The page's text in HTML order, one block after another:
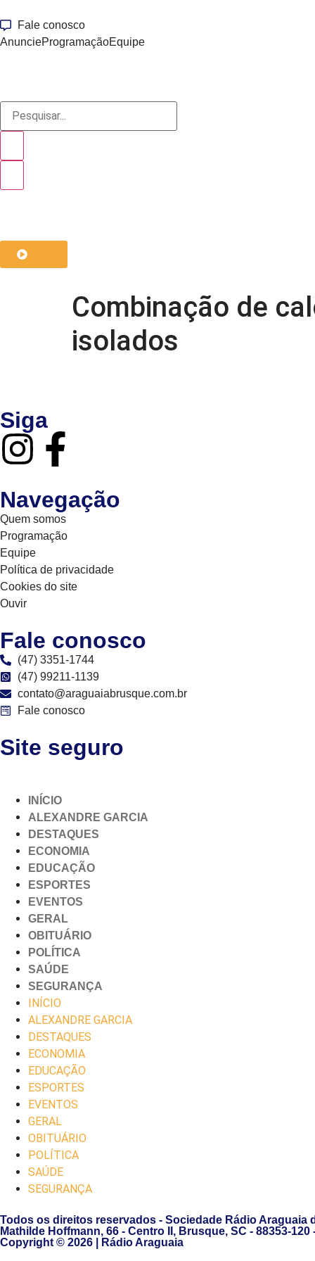
Fale conosco
AnuncieProgramaçãoEquipe
Combinação de
isolados
Siga
Navegação
Quem somos
Programação
Equipe
Política de privacidade
Cookies do site
Ouvir
Fale conosco
(47) 3351-1744
(47) 99211-1139
contato@araguaiabrusque.com.br
Fale conosco
Site seguro
INÍCIO
ALEXANDRE GARCIA
DESTAQUES
ECONOMIA
EDUCAÇÃO
ESPORTES
EVENTOS
GERAL
OBITUÁRIO
POLÍTICA
SAÚDE
SEGURANÇA
INÍCIO
ALEXANDRE GARCIA
DESTAQUES
ECONOMIA
EDUCAÇÃO
ESPORTES
EVENTOS
GERAL
OBITUÁRIO
POLÍTICA
SAÚDE
SEGURANÇA
Todos os direitos reservados - Sociedade Rádio Araguaia
Mathilde Hoffmann, 66 - Centro II, Brusque, SC - 88353-
Copyright © 2026 | Rádio Araguaia